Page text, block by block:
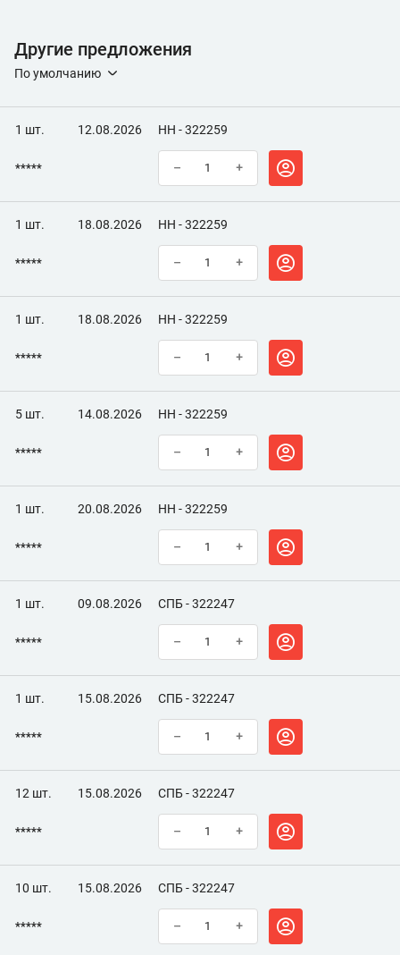
Другие предложения
По умолчанию
1 шт. 12.08.2026 НН - 322259
***** – +
1 шт. 18.08.2026 НН - 322259
***** – +
1 шт. 18.08.2026 НН - 322259
***** – +
5 шт. 14.08.2026 НН - 322259
***** – +
1 шт. 20.08.2026 НН - 322259
***** – +
1 шт. 09.08.2026 СПБ - 322247
***** – +
1 шт. 15.08.2026 СПБ - 322247
***** – +
12 шт. 15.08.2026 СПБ - 322247
***** – +
10 шт. 15.08.2026 СПБ - 322247
***** – +